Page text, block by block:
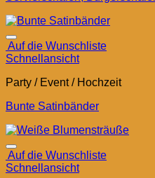
Auf die Wunschliste
Schnellansicht
Party / Event / Hochzeit
Bunte Satinbänder
Auf die Wunschliste
Schnellansicht